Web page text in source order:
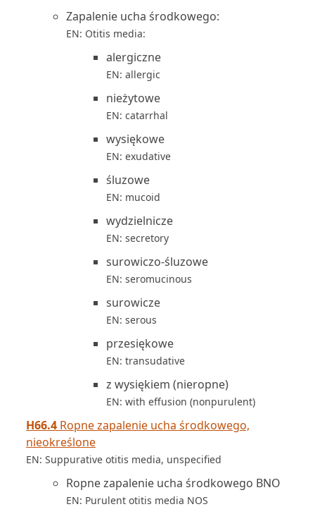
Zapalenie ucha środkowego:
EN: Otitis media:
alergiczne
EN: allergic
nieżytowe
EN: catarrhal
wysiękowe
EN: exudative
śluzowe
EN: mucoid
wydzielnicze
EN: secretory
surowiczo-śluzowe
EN: seromucinous
surowicze
EN: serous
przesiękowe
EN: transudative
z wysiękiem (nieropne)
EN: with effusion (nonpurulent)
H66.4 Ropne zapalenie ucha środkowego,
nieokreślone
EN: Suppurative otitis media, unspecified
Ropne zapalenie ucha środkowego BNO
EN: Purulent otitis media NOS